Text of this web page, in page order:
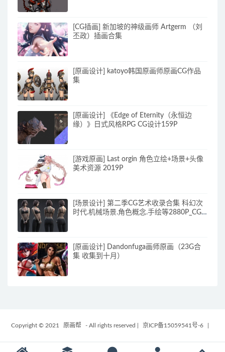
[CG插画] 新加坡的神级画师 Artgerm （刘
丕政）插画合集
[原画设计] katoyo韩国原画师原画CG作品
集
[原画设计] 《Edge of Eternity（永恒边
缘）》日式风格RPG CG设计159P
[游戏原画] Last orgin 角色立绘+场景+头像
美术资源 2019P
[场景设计] 第二季CG艺术收录合集 科幻次
时代.机械场景.角色概念.手绘等2880P_CG
[原画设计] Dandonfuga画师原画（23G合
集 收集到十月）
Copyright © 2021 原画帮 - All rights reserved 京ICP备15059541号-6